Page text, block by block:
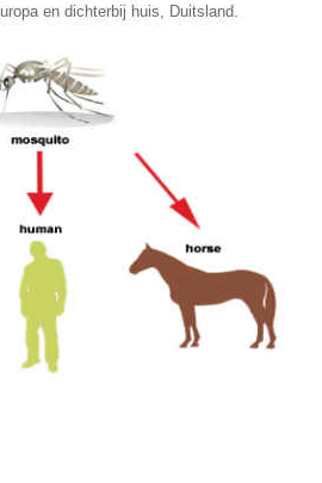
en dichterbij huis, Duitsland.